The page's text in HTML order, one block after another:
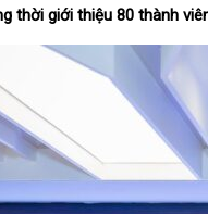
thời giới thiệu 80 thành